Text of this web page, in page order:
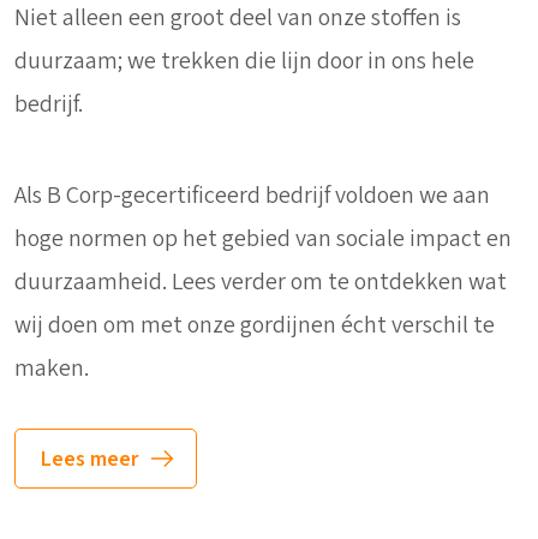
Niet alleen een groot deel van onze stoffen is
duurzaam; we trekken die lijn door in ons hele
bedrijf.
Als B Corp-gecertificeerd bedrijf voldoen we aan
hoge normen op het gebied van sociale impact en
duurzaamheid. Lees verder om te ontdekken wat
wij doen om met onze gordijnen écht verschil te
maken.
Lees meer